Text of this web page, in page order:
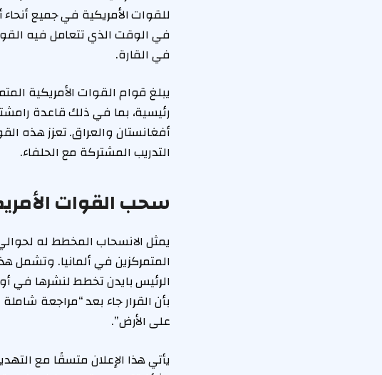
للقوات الأمريكية في جميع أنحاء
في الوقت الذي تتعامل فيه
في القارة.
رئيسية، بما في ذلك قاعدة
أفغانستان والعراق. تعزز هذه
التدريب المشتركة مع الحلفاء.
سحب القوات
المتمركزين في ألمانيا. وتشمل
الرئيس بايدن تخطط لنشرها في
بأن القرار جاء بعد “مراجعة
على الأرض”.
يأتي هذا الإعلان متسقًا مع